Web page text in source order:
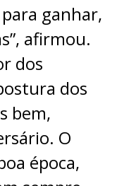
ganhar,
afirmou.
dos
dos
bem,
O
época,